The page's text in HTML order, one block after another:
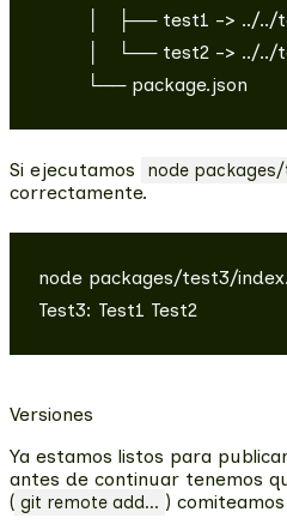
│   ├── test1 -> ../
│   └── test2 -> ../
Si ejecutamos node
correctamente.
node packages/test3/
Versiones
Ya estamos listos para
antes de continuar tenemos
( git remote add... )